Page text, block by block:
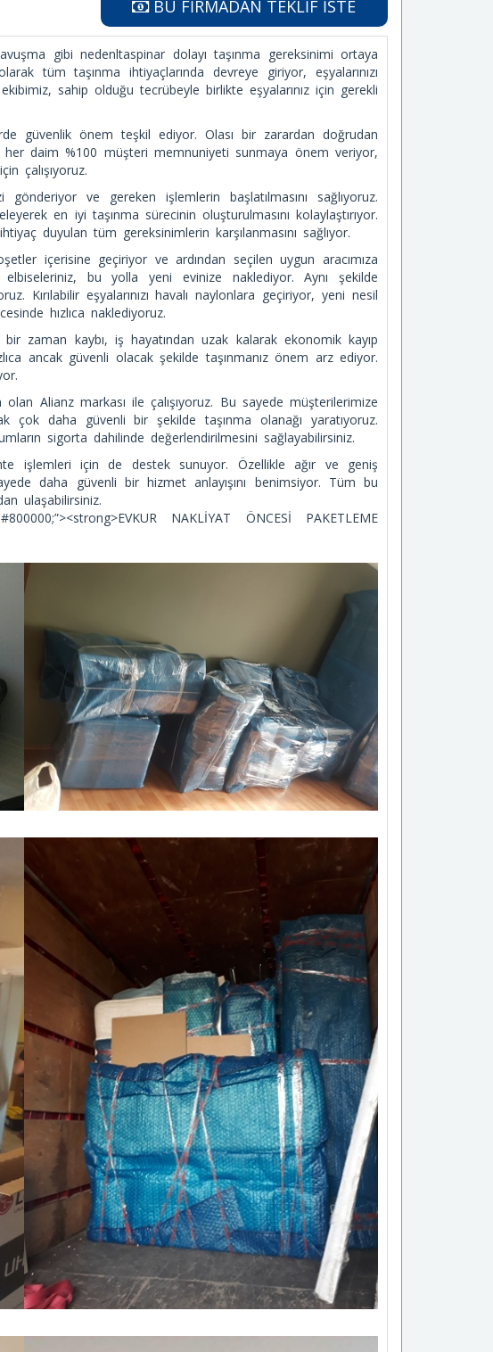
BU FİRMADAN TEKLİF İSTE
gibi nedenltaspinar dolayı taşınma gereksinimi ortaya
tüm taşınma ihtiyaçlarında devreye giriyor, eşyalarınızı
sahip olduğu tecrübeyle birlikte eşyalarınız için gerekli
güvenlik önem teşkil ediyor. Olası bir zarardan doğrudan
daim %100 müşteri memnuniyeti sunmaya önem veriyor,
çalışıyoruz.
ve gereken işlemlerin başlatılmasını sağlıyoruz.
en iyi taşınma sürecinin oluşturulmasını kolaylaştırıyor.
duyulan tüm gereksinimlerin karşılanmasını sağlıyor.
içerisine geçiriyor ve ardından seçilen uygun aracımıza
bu yolla yeni evinize naklediyor. Aynı şekilde
Kırılabilir eşyalarınızı havalı naylonlara geçiriyor, yeni nesil
hızlıca naklediyoruz.
zaman kaybı, iş hayatından uzak kalarak ekonomik kayıp
ancak güvenli olacak şekilde taşınmanız önem arz ediyor.
Alianz markası ile çalışıyoruz. Bu sayede müşterilerimize
çok daha güvenli bir şekilde taşınma olanağı yaratıyoruz.
sigorta dahilinde değerlendirilmesini sağlayabilirsiniz.
işlemleri için de destek sunuyor. Özellikle ağır ve geniş
daha güvenli bir hizmet anlayışını benimsiyor. Tüm bu
ulaşabilirsiniz.
NAKLİYAT ÖNCESİ PAKETLEME